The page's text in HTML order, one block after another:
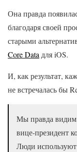
Она правда
благодаря своей
старыми
Core Dataдля iOS.
И, как результат,
не встречалась бы
Мы правда видим
вице-президент
Люди используют